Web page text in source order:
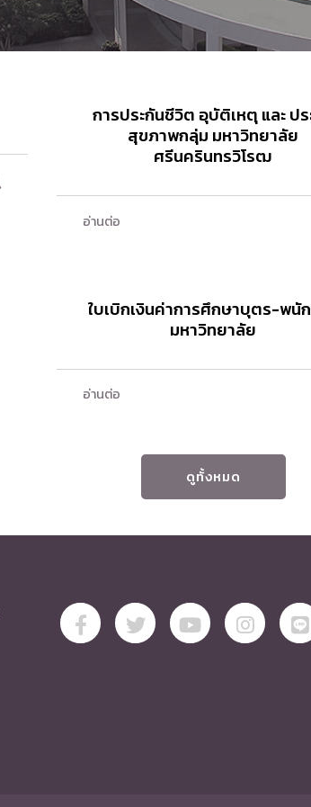
การประกันชีวิต อุบัติเหตุ และ ปร
สุขภาพกลุ่ม มหาวิทยาลัย
ศรีนครินทรวิโรฒ
อ่านต่อ
ใบเบิกเงินค่าการศึกษาบุตร-พนั
มหาวิทยาลัย
อ่านต่อ
ดูทั้งหมด